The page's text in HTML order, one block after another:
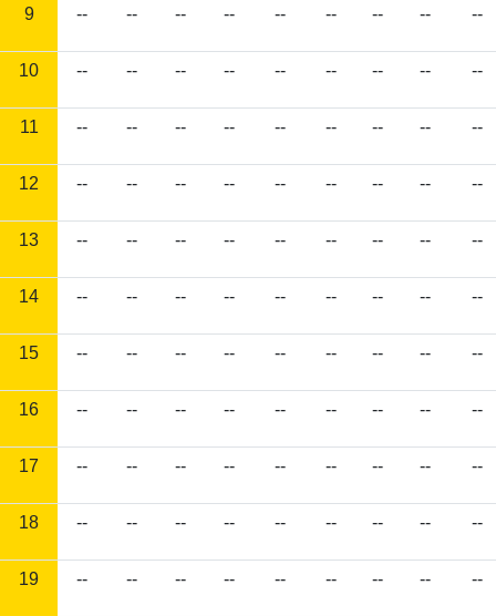
9 -- -- -- -- -- -- -- -- --
10 -- -- -- -- -- -- -- -- --
11 -- -- -- -- -- -- -- -- --
12 -- -- -- -- -- -- -- -- --
13 -- -- -- -- -- -- -- -- --
14 -- -- -- -- -- -- -- -- --
15 -- -- -- -- -- -- -- -- --
16 -- -- -- -- -- -- -- -- --
17 -- -- -- -- -- -- -- -- --
18 -- -- -- -- -- -- -- -- --
19 -- -- -- -- -- -- -- -- --